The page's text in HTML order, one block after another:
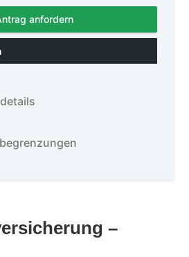
anfordern
–